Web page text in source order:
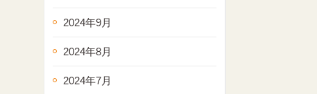
2024年9月
2024年8月
2024年7月